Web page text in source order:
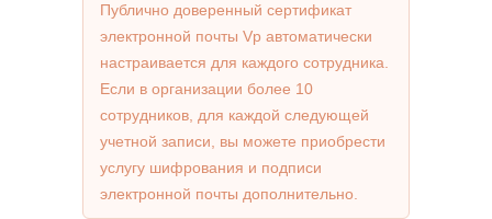
Публично доверенный сертификат
электронной почты Vp автоматически
настраивается для каждого сотрудника.
Если в организации более 10
сотрудников, для каждой следующей
учетной записи, вы можете приобрести
услугу шифрования и подписи
электронной почты дополнительно.